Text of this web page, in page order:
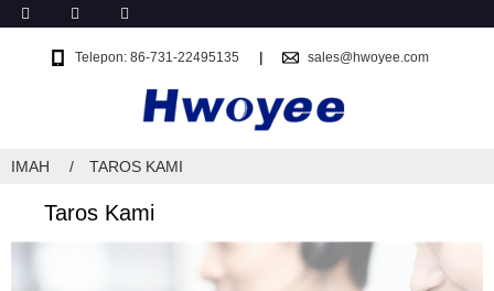
Telepon: 86-731-22495135 sales@hwoyee.com
IMAH TAROS KAMI
Taros Kami